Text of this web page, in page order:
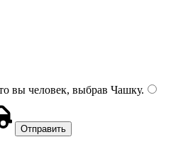
вы человек, выбрав Чашку.